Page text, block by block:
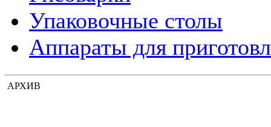
Упаковочные столы
Аппараты для
АРХИВ